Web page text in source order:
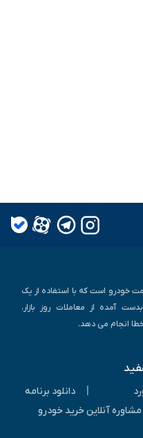
خودرو است که با استفاده از یک
آمده از معاملات روز بازار،
خطا انجام می دهد.
دانلود برنامه
مشاوره آنلاین خرید خودرو